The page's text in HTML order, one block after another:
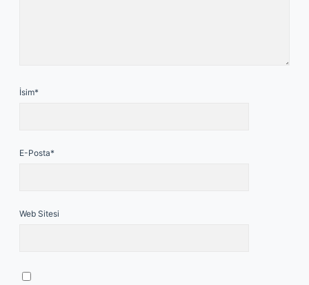
İsim*
E-Posta*
Web Sitesi